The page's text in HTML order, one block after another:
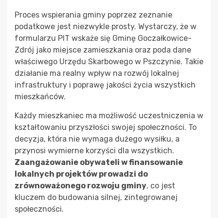
Proces wspierania gminy poprzez zeznanie
podatkowe jest niezwykle prosty. Wystarczy, że w
formularzu PIT wskaże się Gminę Goczałkowice-
Zdrój jako miejsce zamieszkania oraz poda dane
właściwego Urzędu Skarbowego w Pszczynie. Takie
działanie ma realny wpływ na rozwój lokalnej
infrastruktury i poprawę jakości życia wszystkich
mieszkańców.
Każdy mieszkaniec ma możliwość uczestniczenia w
kształtowaniu przyszłości swojej społeczności. To
decyzja, która nie wymaga dużego wysiłku, a
przynosi wymierne korzyści dla wszystkich.
Zaangażowanie obywateli w finansowanie
lokalnych projektów prowadzi do
zrównoważonego rozwoju gminy, co jest
kluczem do budowania silnej, zintegrowanej
społeczności.